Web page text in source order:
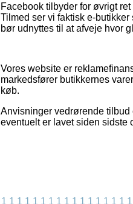
Facebook tilbyder for øvrigt
Tilmed ser vi faktisk e-
bør udnyttes til at afveje hvor
Vores website er
markedsfører butikkernes
køb.
Anvisninger vedrørende
eventuelt er lavet siden sidste
1 1 1 1 1 1 1 1 1 1 1 1 1 1 1 1 1